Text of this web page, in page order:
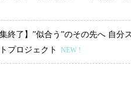
集終了】”似合う”のその先へ 自分
プロジェクト
NEW !